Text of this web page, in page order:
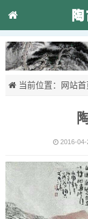
当前位置： 网站首
2016-04-